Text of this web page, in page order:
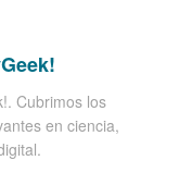
Cubrimos los
en ciencia,